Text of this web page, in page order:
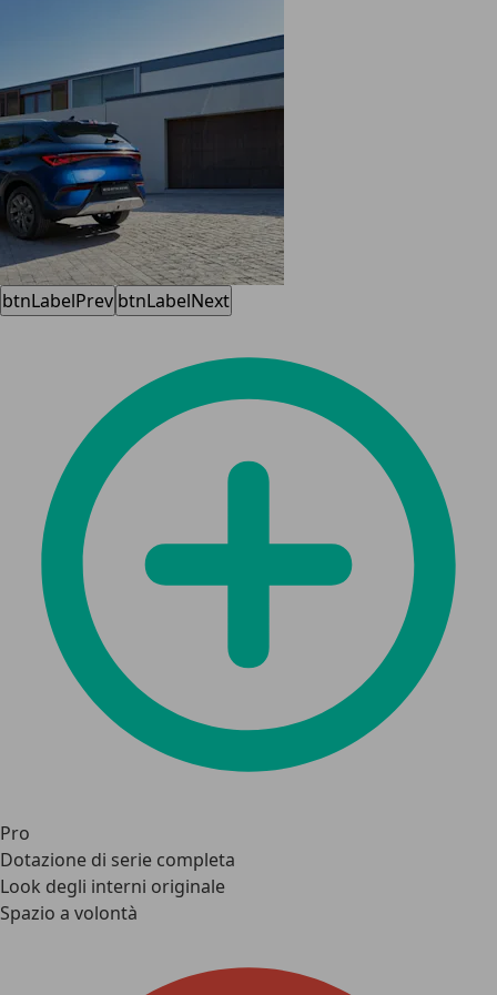
btnLabelPrev btnLabelNext
Pro
Dotazione di serie completa
Look degli interni originale
Spazio a volontà